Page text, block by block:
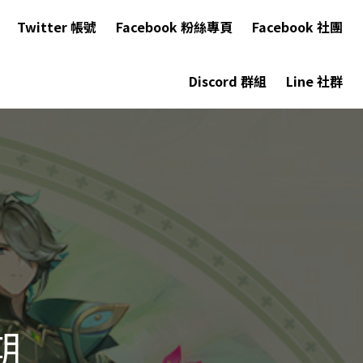
Twitter 帳號 Facebook 粉絲專頁 Facebook 社團
Discord 群組 Line 社群